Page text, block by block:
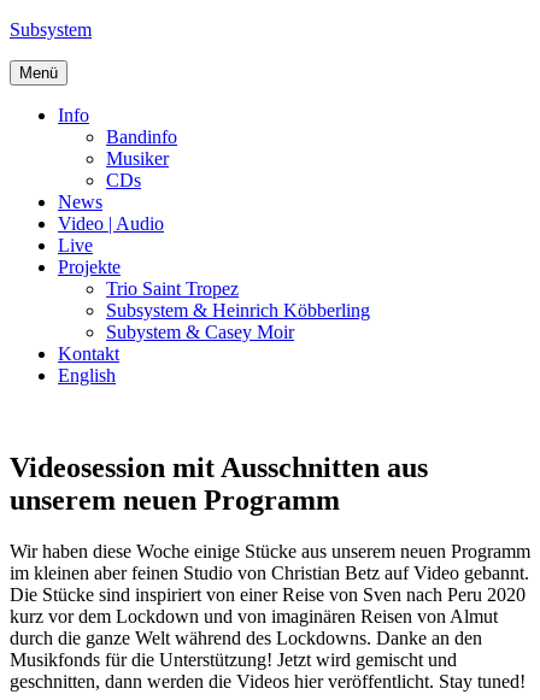
Zum
springen
Subsystem
Menü
Info
Bandinfo
Musiker
CDs
News
Video | Audio
Live
Projekte
Trio Saint Tropez
Subsystem & Heinrich Köbberling
Subystem & Casey Moir
Kontakt
English
Videosession mit Ausschnitten aus
unserem neuen Programm
Wir haben diese Woche einige Stücke aus unserem neuen Programm
im kleinen aber feinen Studio von Christian Betz auf Video gebannt.
Die Stücke sind inspiriert von einer Reise von Sven nach Peru 2020
kurz vor dem Lockdown und von imaginären Reisen von Almut
durch die ganze Welt während des Lockdowns. Danke an den
Musikfonds für die Unterstützung! Jetzt wird gemischt und
geschnitten, dann werden die Videos hier veröffentlicht. Stay tuned!